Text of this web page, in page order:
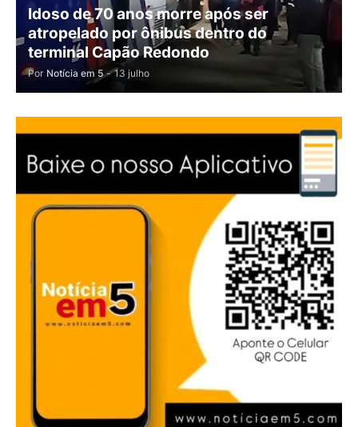
Idoso de 70 anos morre após ser
atropelado por ônibus dentro do
terminal Capão Redondo
Por Notícia em 5 - 13 julho